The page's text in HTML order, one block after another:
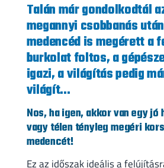
Talán már gondolkodtál
megannyi csobbanás
medencéd is megérett a
burkolat foltos, a
igazi, a világítás pedig
világít...
Nos, ha igen, akkor van egy jó
vagy télen tényleg megéri
medencét!
Ez az időszak ideális a